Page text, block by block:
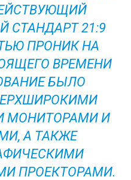
21:9
ПРОНИК НА
ВРЕМЕНИ
БЫЛО
МОНИТОРАМИ И
А ТАКЖЕ
ПРОЕКТОРАМИ.